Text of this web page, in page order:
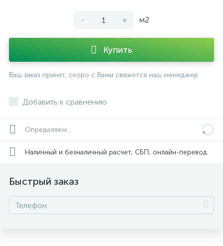
- + м2
Купить
Ваш заказ принят, скоро с Вами свяжется наш менеджер
Добавить к сравнению
Определяем...
Наличный и безналичный расчет, СБП, онлайн-перевод
Быстрый заказ